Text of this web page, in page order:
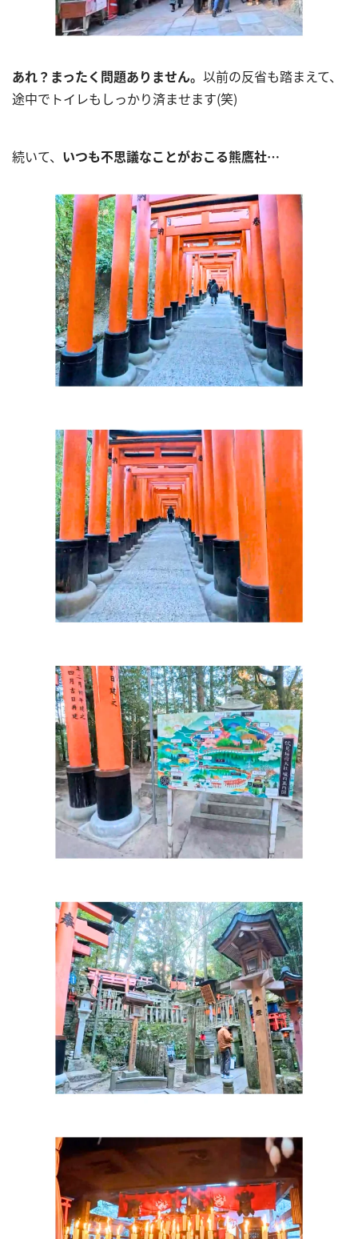
あれ？まったく問題ありません。 以前の反省も踏まえて、
途中でトイレもしっかり済ませます(笑)
続いて、 いつも不思議なことがおこる熊鷹社…